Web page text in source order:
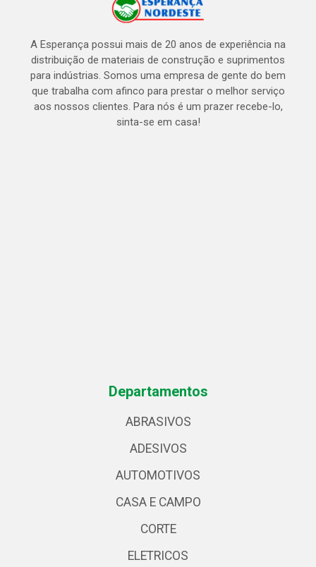
A Esperança possui mais de 20 anos de experiência na
distribuição de materiais de construção e suprimentos
para indústrias. Somos uma empresa de gente do bem
que trabalha com afinco para prestar o melhor serviço
aos nossos clientes. Para nós é um prazer recebe-lo,
sinta-se em casa!
Departamentos
ABRASIVOS
ADESIVOS
AUTOMOTIVOS
CASA E CAMPO
CORTE
ELETRICOS